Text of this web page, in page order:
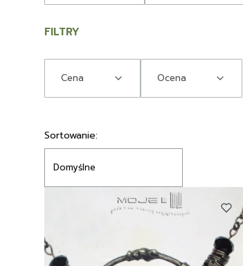
FILTRY
Cena Ocena
Lista produktów
Sortowanie:
Domyślne